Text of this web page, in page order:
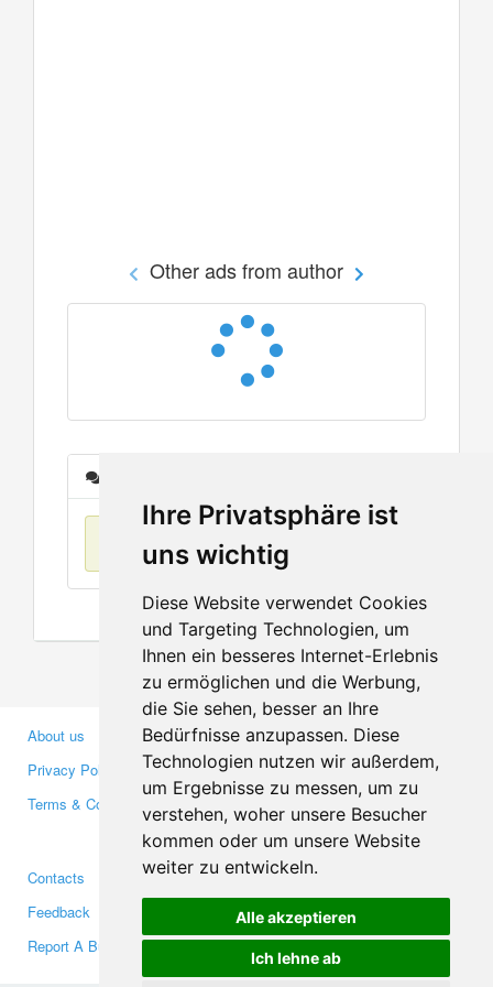
Ihre Privatsphäre ist
uns wichtig
Diese Website verwendet Cookies
und Targeting Technologien, um
Ihnen ein besseres Internet-Erlebnis
zu ermöglichen und die Werbung,
die Sie sehen, besser an Ihre
Bedürfnisse anzupassen. Diese
Technologien nutzen wir außerdem,
um Ergebnisse zu messen, um zu
verstehen, woher unsere Besucher
kommen oder um unsere Website
weiter zu entwickeln.
Alle akzeptieren
Ich lehne ab
Other ads from author
No items found
About us
Privacy Policy
Terms & Conditions
Business Partners
Investors
Media
Contacts
Feedback
Report A Bug
Facebook
Twitter
YouTube
Google+